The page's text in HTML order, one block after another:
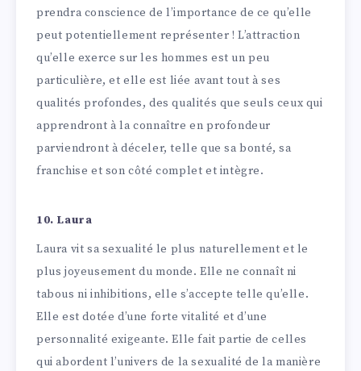
prendra conscience de l’importance de ce qu’elle
peut potentiellement représenter ! L’attraction
qu’elle exerce sur les hommes est un peu
particulière, et elle est liée avant tout à ses
qualités profondes, des qualités que seuls ceux qui
apprendront à la connaître en profondeur
parviendront à déceler, telle que sa bonté, sa
franchise et son côté complet et intègre.
10. Laura
Laura vit sa sexualité le plus naturellement et le
plus joyeusement du monde. Elle ne connaît ni
tabous ni inhibitions, elle s’accepte telle qu’elle.
Elle est dotée d’une forte vitalité et d’une
personnalité exigeante. Elle fait partie de celles
qui abordent l’univers de la sexualité de la manière